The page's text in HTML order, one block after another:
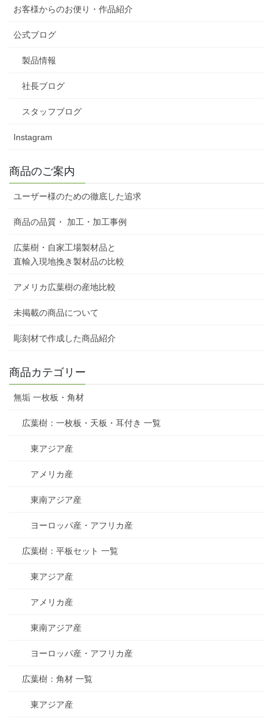
お客様からのお便り・作品紹介
公式ブログ
製品情報
社長ブログ
スタッフブログ
Instagram
商品のご案内
ユーザー様のための徹底した追求
商品の品質・ 加工・加工事例
広葉樹・自家工場製材品と
直輸入現地挽き製材品の比較
アメリカ広葉樹の産地比較
未掲載の商品について
彫刻材で作成した商品紹介
商品カテゴリー
無垢 一枚板・角材
広葉樹：一枚板・天板・耳付き 一覧
東アジア産
アメリカ産
東南アジア産
ヨーロッパ産・アフリカ産
広葉樹：平板セット 一覧
東アジア産
アメリカ産
東南アジア産
ヨーロッパ産・アフリカ産
広葉樹：角材 一覧
東アジア産